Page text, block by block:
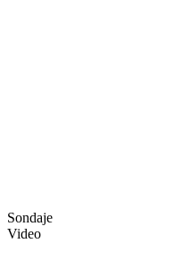
Sondaje
Video